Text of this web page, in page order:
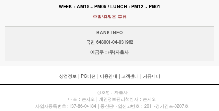
WEEK : AM10 ~ PM06 / LUNCH : PM12 ~ PM01
주말/휴일은 휴뮤
BANK INFO
국민 648001-04-031962
예금주 : (주)자출사
상점정보 | PC버젼 | 이용안내 | 고객센터 | 커뮤니티
상호명 : 자출사
대표 : 손지오 | 개인정보관리책임자 : 손지오
사업자등록번호 :137-86-04184 | 통신판매업신고번호 : 2011-경기김포-0207호